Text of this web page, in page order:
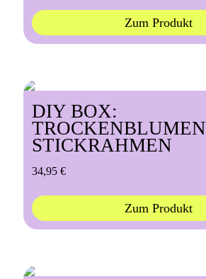
Zum Produkt
DIY BOX:
TROCKENBLUMEN
STICKRAHMEN
34,95 €
Zum Produkt